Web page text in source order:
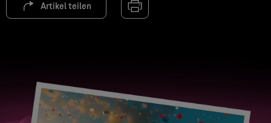
Artikel teilen